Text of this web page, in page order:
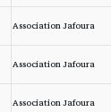
Association Jafoura
Association Jafoura
Association Jafoura